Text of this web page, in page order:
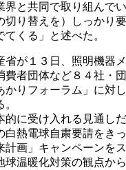
界と共同で取り組んでい
切り替えを）しっかり
てくる」と述べた。
省が１３日、照明機器
費者団体など８４社・
かりフォーラム」に対
的に受け入れる見通し
白熱電球自粛要請をきっ
計画」キャンペーンを
球温暖化対策の観点か